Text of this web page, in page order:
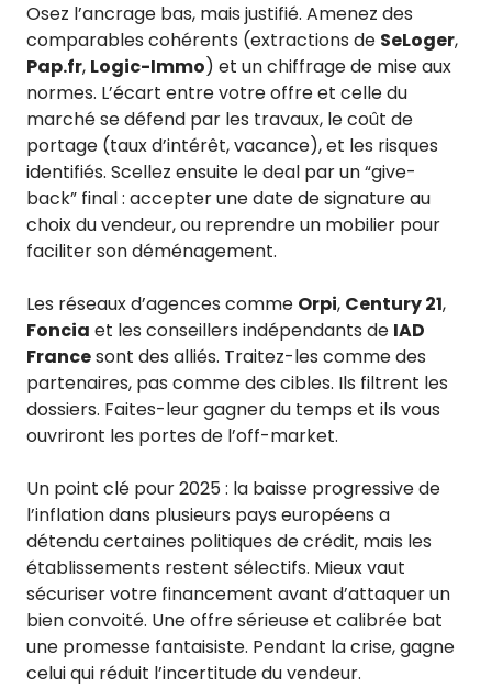
Osez l’ancrage bas, mais justifié. Amenez des
comparables cohérents (extractions de SeLoger,
Pap.fr, Logic-Immo) et un chiffrage de mise aux
normes. L’écart entre votre offre et celle du
marché se défend par les travaux, le coût de
portage (taux d’intérêt, vacance), et les risques
identifiés. Scellez ensuite le deal par un “give-
back” final : accepter une date de signature au
choix du vendeur, ou reprendre un mobilier pour
faciliter son déménagement.
Les réseaux d’agences comme Orpi, Century 21,
Foncia et les conseillers indépendants de IAD
Francesont des alliés. Traitez-les comme des
partenaires, pas comme des cibles. Ils filtrent les
dossiers. Faites-leur gagner du temps et ils vous
ouvriront les portes de l’off-market.
Un point clé pour 2025 : la baisse progressive de
l’inflation dans plusieurs pays européens a
détendu certaines politiques de crédit, mais les
établissements restent sélectifs. Mieux vaut
sécuriser votre financement avant d’attaquer un
bien convoité. Une offre sérieuse et calibrée bat
une promesse fantaisiste. Pendant la crise, gagne
celui qui réduit l’incertitude du vendeur.